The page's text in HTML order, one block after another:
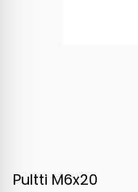
Pultti M6x20